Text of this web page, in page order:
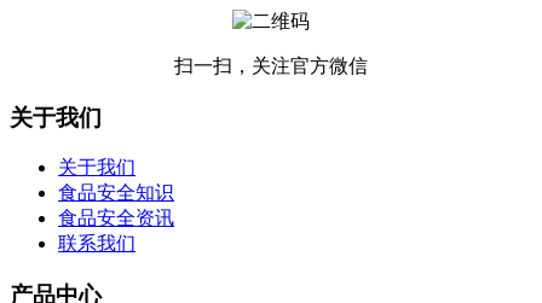
扫一扫，关注官方微信
关于我们
关于我们
食品安全知识
食品安全资讯
联系我们
产品中心